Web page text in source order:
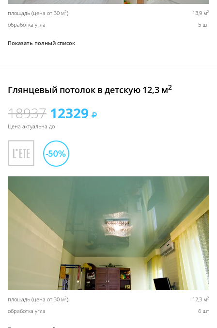
площадь (цена от 30 м2) 13,9 м2
обработка угла 5 шт
Показать полный список
Глянцевый потолок в детскую 12,3 м2
18937 12329
Цена актуальна до
площадь (цена от 30 м2) 12,3 м2
обработка угла 6 шт